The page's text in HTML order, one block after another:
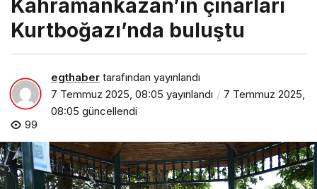
Kahramankazan’ın çınarları
Kurtboğazı’nda buluştu
egthaber tarafından yayınlandı
7 Temmuz 2025, 08:05 yayınlandı
7 Temmuz 2025,
08:05 güncellendi
99
Geographic Ekranlarında!